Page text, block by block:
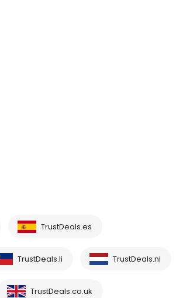
TrustDeals.es
TrustDeals.li TrustDeals.nl
TrustDeals.co.uk